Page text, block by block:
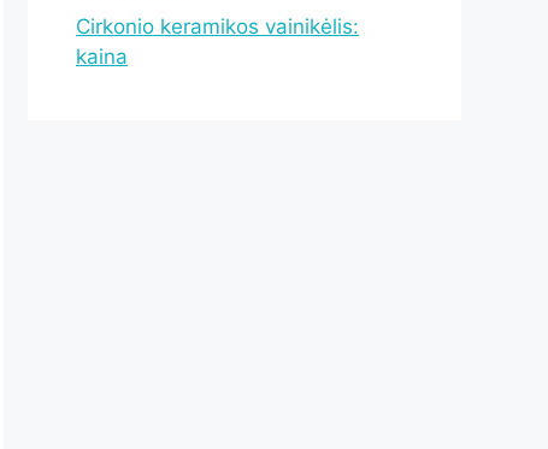
Cirkonio keramikos vainikėlis:
kaina